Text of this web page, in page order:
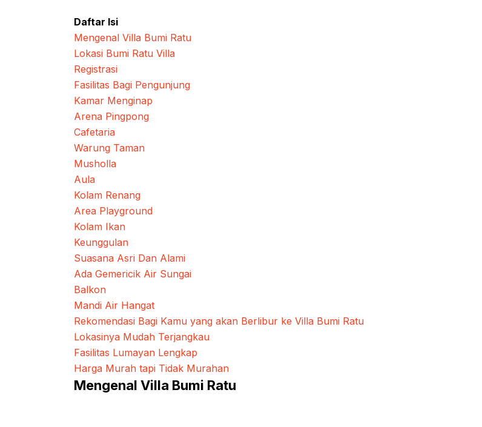
Daftar Isi
Mengenal Villa Bumi Ratu
Lokasi Bumi Ratu Villa
Registrasi
Fasilitas Bagi Pengunjung
Kamar Menginap
Arena Pingpong
Cafetaria
Warung Taman
Musholla
Aula
Kolam Renang
Area Playground
Kolam Ikan
Keunggulan
Suasana Asri Dan Alami
Ada Gemericik Air Sungai
Balkon
Mandi Air Hangat
Rekomendasi Bagi Kamu yang akan Berlibur ke Villa Bumi Ratu
Lokasinya Mudah Terjangkau
Fasilitas Lumayan Lengkap
Harga Murah tapi Tidak Murahan
Mengenal Villa Bumi Ratu